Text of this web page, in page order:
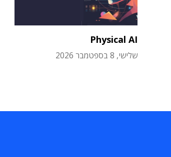
Physical AI
שלישי, 8 בספטמבר 2026